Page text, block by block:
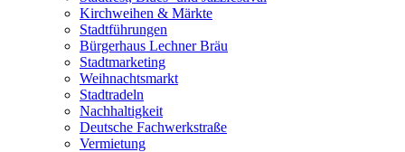
Kirchweihen & Märkte
Stadtführungen
Bürgerhaus Lechner Bräu
Stadtmarketing
Weihnachtsmarkt
Stadtradeln
Nachhaltigkeit
Deutsche Fachwerkstraße
Vermietung